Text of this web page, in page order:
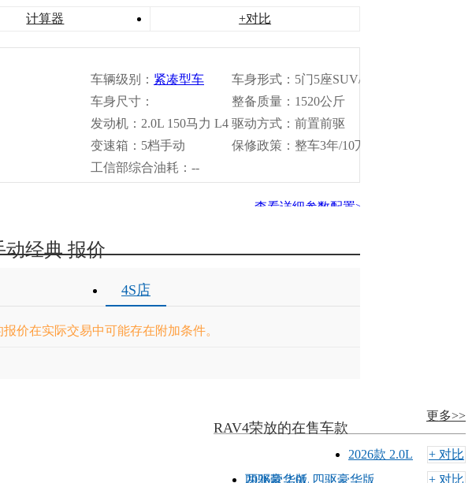
计算器 +对比
车辆级别： 紧凑型车
车身形式：5门5座SUV/
越野
车身尺寸：
4630x1815x1685
整备质量：1520公斤
发动机：2.0L 150马力 L4 驱动方式：前置前驱
变速箱：5档手动
保修政策：整车3年/10万
工信部综合油耗：--
查看详细参数配置>>
动经典 报价
4S店
价在实际交易中可能存在附加条件。
更多>>
RAV4荣放的在售车款
+ 对比
2026款 2.0L
两驱豪华版
+ 对比
2026款 2.0L 四驱豪华版